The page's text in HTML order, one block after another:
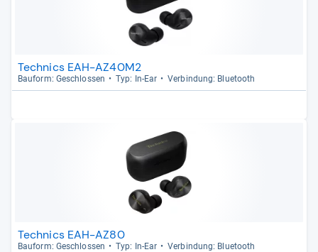
Technics EAH-AZ40M2
Bau­form: Geschlos­sen Typ: In-​Ear Ver­bin­dung: Blue­tooth
Technics EAH-AZ80
Bau­form: Geschlos­sen Typ: In-​Ear Ver­bin­dung: Blue­tooth